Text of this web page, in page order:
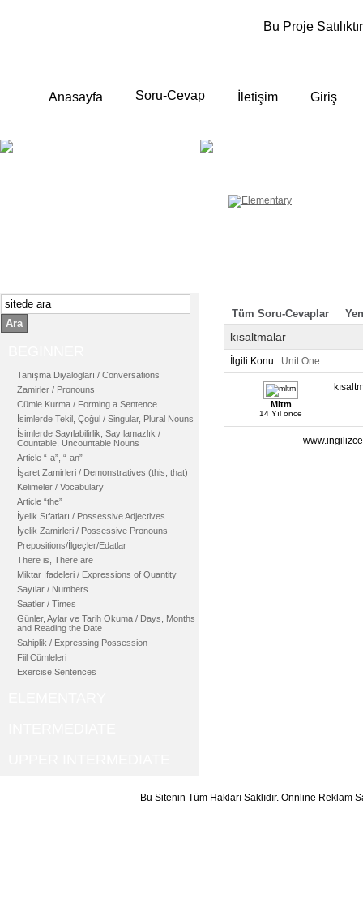
Bu Proje
Anasayfa Soru-Cevap İletişim Giriş
Ara
Tanışma Diyalogları / Conversations
Zamirler / Pronouns
Cümle Kurma / Forming a Sentence
İsimlerde Tekil, Çoğul / Singular, Plural Nouns
İsimlerde Sayılabilirlik, Sayılamazlık /
Countable, Uncountable Nouns
Article “-a”, “-an”
İşaret Zamirleri / Demonstratives (this, that)
Kelimeler / Vocabulary
Article “the”
İyelik Sıfatları / Possessive Adjectives
İyelik Zamirleri / Possessive Pronouns
Prepositions/İlgeçler/Edatlar
There is, There are
Miktar İfadeleri / Expressions of Quantity
Sayılar / Numbers
Saatler / Times
Günler, Aylar ve Tarih Okuma / Days, Months
and Reading the Date
Sahiplik / Expressing Possession
Fiil Cümleleri
Exercise Sentences
Tüm Soru-Cevaplar
kısaltmalar
İlgili Konu : Unit One
Mltm
14 Yıl önce
Bu Sitenin Tüm Hakları Saklıdır. Onnline